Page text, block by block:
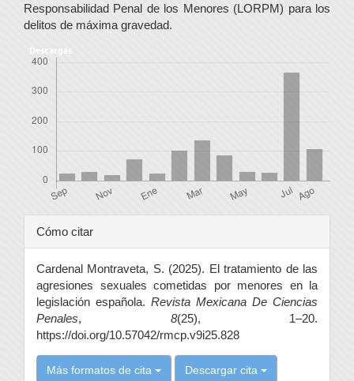
Responsabilidad Penal de los Menores (LORPM) para los
delitos de máxima gravedad.
Descargas
Detalles
del
artículo
Cómo citar
Cardenal Montraveta, S. (2025). El tratamiento de las
agresiones sexuales cometidas por menores en la
legislación española. Revista Mexicana De Ciencias
Penales, 8(25), 1–20.
https://doi.org/10.57042/rmcp.v9i25.828
Más formatos de cita Descargar cita